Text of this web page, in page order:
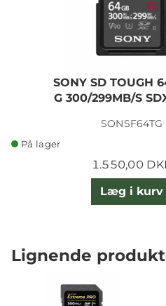
SONY SD TOUGH
G 300/299MB/S
SONSF64TG
På lager
1.550,00
Læg i kurv
Lignende